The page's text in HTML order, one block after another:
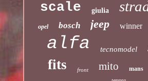
scale giulia
opel bosch jeep winner
alfa tecnomodel
fits front mito mans